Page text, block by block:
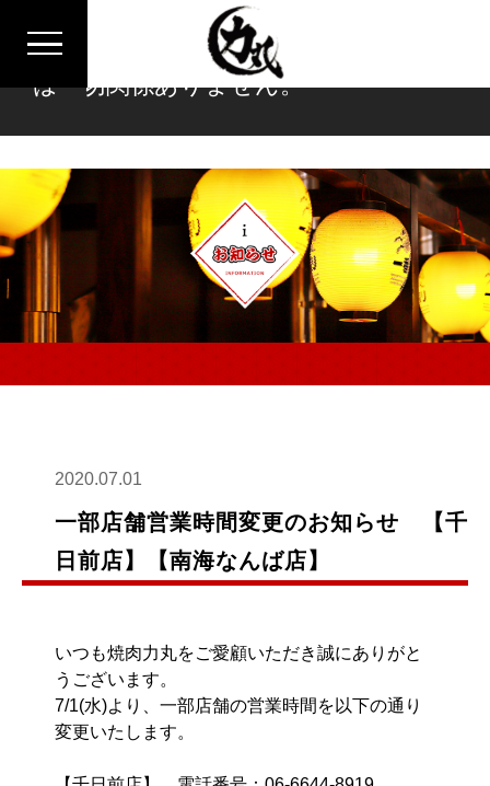
※焼肉力丸は炉ばた焼力丸グループと
は一切関係ありません。
2020.07.01
一部店舗営業時間変更のお知らせ 【千
日前店】【南海なんば店】
いつも焼肉力丸をご愛顧いただき誠にありがと
うございます。
7/1(水)より、一部店舗の営業時間を以下の通り
変更いたします。